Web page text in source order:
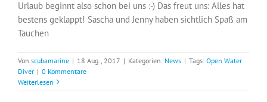
Urlaub beginnt also schon bei uns :-) Das freut uns: Alles hat
bestens geklappt! Sascha und Jenny haben sichtlich Spaß am
Tauchen
Von scubamarine | 18 Aug., 2017 | Kategorien: News | Tags: Open Water
Diver | 0 Kommentare
Weiterlesen